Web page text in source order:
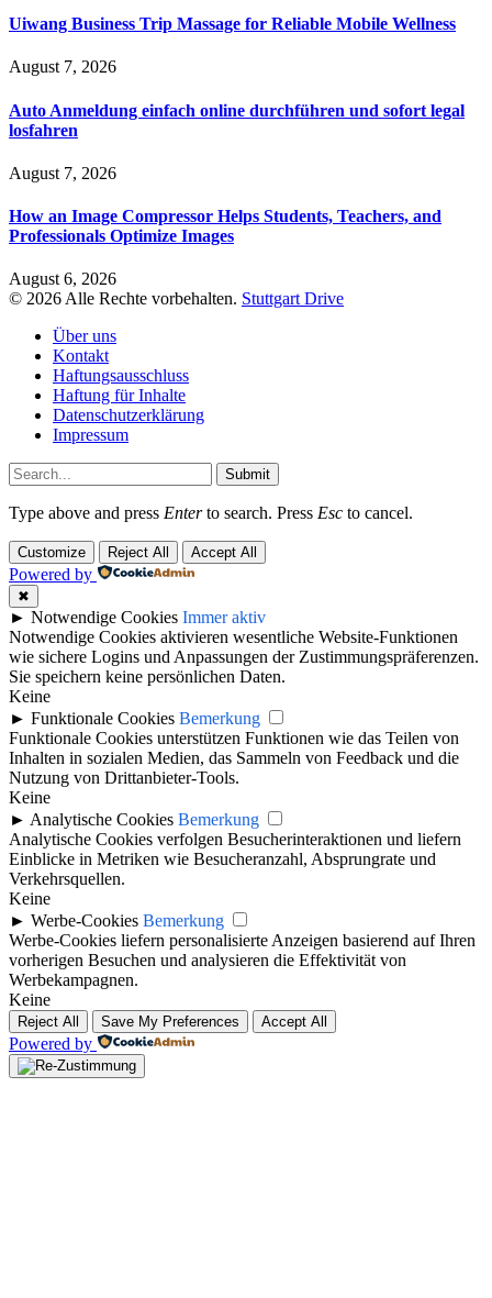
Uiwang Business Trip Massage for Reliable Mobile Wellness
August 7, 2026
Auto Anmeldung einfach online durchführen und sofort legal
losfahren
August 7, 2026
How an Image Compressor Helps Students, Teachers, and
Professionals Optimize Images
August 6, 2026
© 2026 Alle Rechte vorbehalten. Stuttgart Drive
Über uns
Kontakt
Haftungsausschluss
Haftung für Inhalte
Datenschutzerklärung
Impressum
Submit
Type above and press Enterto search. Press Esc to cancel.
Customize Reject All Accept All
Powered by
✖
► Notwendige Cookies Immer aktiv
Notwendige Cookies aktivieren wesentliche Website-Funktionen
wie sichere Logins und Anpassungen der Zustimmungspräferenzen.
Sie speichern keine persönlichen Daten.
Keine
► Funktionale Cookies Bemerkung
Funktionale Cookies unterstützen Funktionen wie das Teilen von
Inhalten in sozialen Medien, das Sammeln von Feedback und die
Nutzung von Drittanbieter-Tools.
Keine
► Analytische Cookies Bemerkung
Analytische Cookies verfolgen Besucherinteraktionen und liefern
Einblicke in Metriken wie Besucheranzahl, Absprungrate und
Verkehrsquellen.
Keine
► Werbe-Cookies Bemerkung
Werbe-Cookies liefern personalisierte Anzeigen basierend auf Ihren
vorherigen Besuchen und analysieren die Effektivität von
Werbekampagnen.
Keine
Reject All Save My Preferences Accept All
Powered by